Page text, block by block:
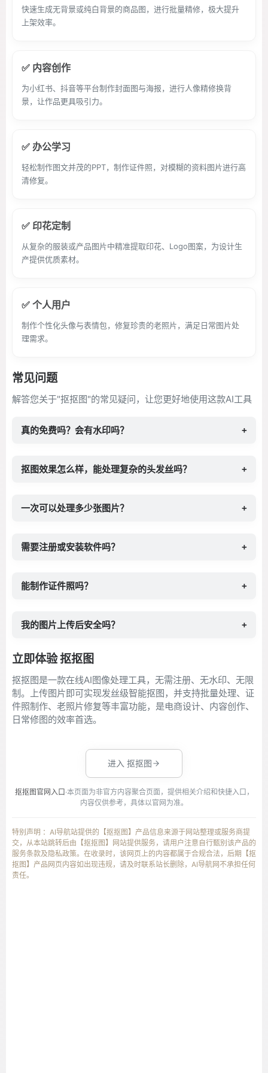
快速生成无背景或纯白背景的商品图，进行批量精修，极大提升
上架效率。
✅ 内容创作
为小红书、抖音等平台制作封面图与海报，进行人像精修换背
景，让作品更具吸引力。
✅ 办公学习
轻松制作图文并茂的PPT，制作证件照，对模糊的资料图片进行高
清修复。
✅ 印花定制
从复杂的服装或产品图片中精准提取印花、Logo图案，为设计生
产提供优质素材。
✅ 个人用户
制作个性化头像与表情包，修复珍贵的老照片，满足日常图片处
理需求。
常见问题
解答您关于"抠抠图"的常见疑问，让您更好地使用这款AI工具
真的免费吗？会有水印吗？ +
抠图效果怎么样，能处理复杂的头发丝吗？ +
一次可以处理多少张图片？ +
需要注册或安装软件吗？ +
能制作证件照吗？ +
我的图片上传后安全吗？ +
立即体验 抠抠图
抠抠图是一款在线AI图像处理工具，无需注册、无水印、无限
制。上传图片即可实现发丝级智能抠图，并支持批量处理、证
件照制作、老照片修复等丰富功能，是电商设计、内容创作、
日常修图的效率首选。
进入 抠抠图
抠抠图官网入口 ·本页面为非官方内容聚合页面，提供相关介绍和快捷入口，
内容仅供参考，具体以官网为准。
特别声明 ：AI导航站提供的【抠抠图】产品信息来源于网站整理或服务商提
交，从本站跳转后由【抠抠图】网站提供服务，请用户注意自行甄别该产品的
服务条款及隐私政策。在收录时，该网页上的内容都属于合规合法，后期【抠
抠图】产品网页内容如出现违规，请及时联系站长删除，AI导航网不承担任何
责任。